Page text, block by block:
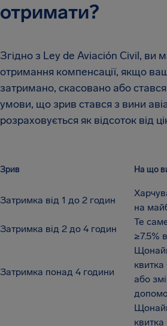
отримати?
Згідно з Ley de Aviación Civil, ви
отримання компенсації, якщо
затримано, скасовано або стався
умови, що зрив стався з вини
розраховується як відсоток від
Зрив На що
Затримка від 1 до 2 годин
на
Затримка від 2 до 4 годин
Те
≥7.5%
Затримка понад 4 години
або